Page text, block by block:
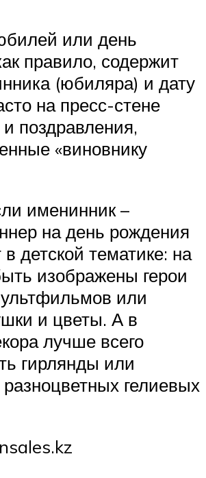
или день
правило, содержит
(юбиляра) и дату
на пресс-стене
поздравления,
«виновнику
именинник –
на день рождения
детской тематике: на
изображены герои
или
и цветы. А в
лучше всего
гирлянды или
разноцветных гелиевых